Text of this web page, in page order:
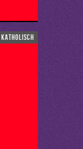
katholisch